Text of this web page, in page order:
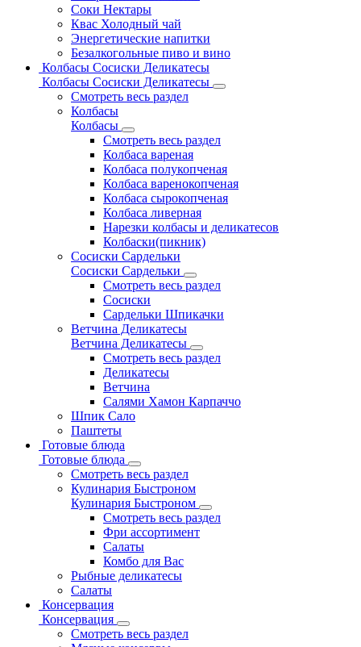
Соки Нектары
Квас Холодный чай
Энергетические напитки
Безалкогольные пиво и вино
Колбасы Сосиски Деликатесы
Колбасы Сосиски Деликатесы
Смотреть весь раздел
Колбасы
Колбасы
Смотреть весь раздел
Колбаса вареная
Колбаса полукопченая
Колбаса варенокопченая
Колбаса сырокопченая
Колбаса ливерная
Нарезки колбасы и деликатесов
Колбаски(пикник)
Сосиски Сардельки
Сосиски Сардельки
Смотреть весь раздел
Сосиски
Сардельки Шпикачки
Ветчина Деликатесы
Ветчина Деликатесы
Смотреть весь раздел
Деликатесы
Ветчина
Салями Хамон Карпаччо
Шпик Сало
Паштеты
Готовые блюда
Готовые блюда
Смотреть весь раздел
Кулинария Быстроном
Кулинария Быстроном
Смотреть весь раздел
Фри ассортимент
Салаты
Комбо для Вас
Рыбные деликатесы
Салаты
Консервация
Консервация
Смотреть весь раздел